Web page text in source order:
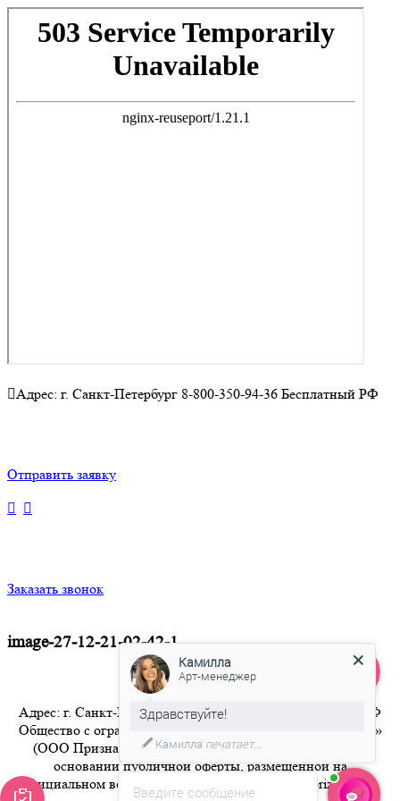
Адрес: г. Санкт-Петербург 8-800-350-94-36 Бесплатный РФ
Отправить заявку
Заказать звонок
image-27-12-21-02-42-1
Адрес: г. Санкт-Петербург 8-800-350-94-36 Бесплатный РФ
Общество с ограниченной ответственностью «Признание»
(ООО Признание) осуществляет свою деятельность на
основании публичной оферты, размещенной на
официальном веб-сайте компании по адресу artpriznanie.ru
Введите сообщение
Камилла
Арт-менеджер
Здравствуйте!
Камилла печатает...